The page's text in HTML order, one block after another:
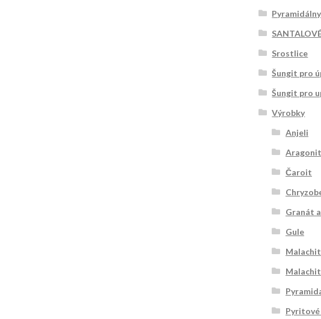
Srostlice
Šungit pro
Šungit pro
Výrobky
Anjeli
Čaroit
Granát
Gule